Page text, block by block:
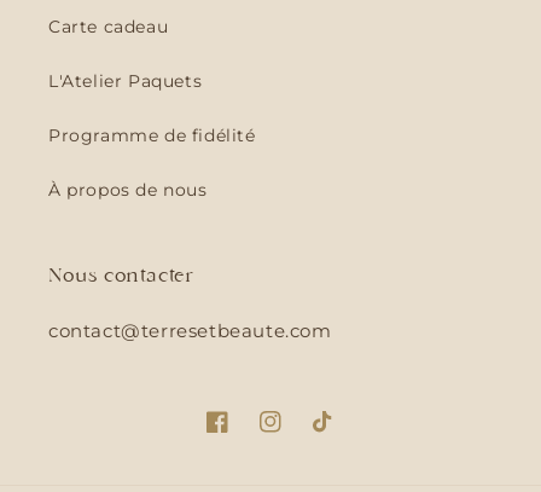
Carte cadeau
L'Atelier Paquets
Programme de fidélité
À propos de nous
Nous contacter
contact@terresetbeaute.com
FacebookInstagram
TikTok